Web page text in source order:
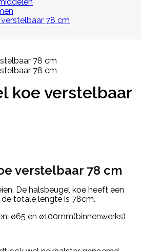
78 cm
koe verstelbaar
verstelbaar 78 cm
De halsbeugel koe heeft een
totale lengte is 78cm.
ø65 en ø100mm(binnenwerks)